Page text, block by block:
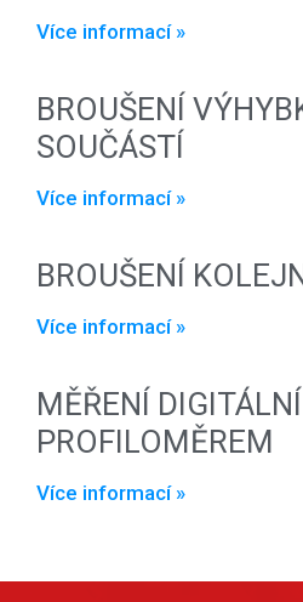
Více informací »
BROUŠENÍ
SOUČÁSTÍ
Více informací »
BROUŠENÍ
Více informací »
MĚŘENÍ
PROFILOMĚREM
Více informací »